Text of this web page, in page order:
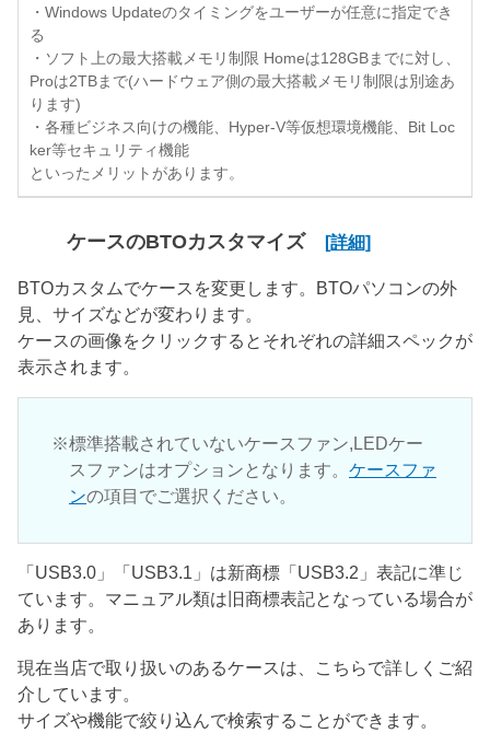
・Windows Updateのタイミングをユーザーが任意に指定でき
る
・ソフト上の最大搭載メモリ制限 Homeは128GBまでに対し、
Proは2TBまで(ハードウェア側の最大搭載メモリ制限は別途あ
ります)
・各種ビジネス向けの機能、Hyper-V等仮想環境機能、Bit Loc
ker等セキュリティ機能
といったメリットがあります。
ケースのBTOカスタマイズ [詳細]
BTOカスタムでケースを変更します。BTOパソコンの外
見、サイズなどが変わります。
ケースの画像をクリックするとそれぞれの詳細スペックが
表示されます。
標準搭載されていないケースファン,LEDケー
スファンはオプションとなります。 ケースファ
ンの項目でご選択ください。
「USB3.0」「USB3.1」は新商標「USB3.2」表記に準じ
ています。マニュアル類は旧商標表記となっている場合が
あります。
現在当店で取り扱いのあるケースは、こちらで詳しくご紹
介しています。
サイズや機能で絞り込んで検索することができます。